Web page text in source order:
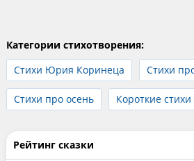
Категории стихотворения:
Стихи Юрия Коринеца
Стихи
Стихи про осень Короткие стихи
Рейтинг сказки